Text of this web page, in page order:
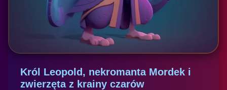
Król Leopold, nekromanta Mordek i
zwierzęta z krainy czarów